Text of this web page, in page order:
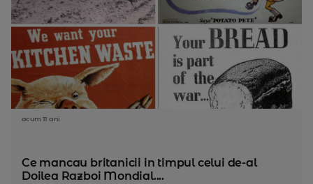
acum 11 ani
Ce mancau britanicii in timpul celui de-al
Doilea Razboi Mondial....